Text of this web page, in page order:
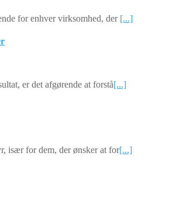
for enhver virksomhed, der [...]
er det afgørende at forstå[...]
især for dem, der ønsker at for[...]